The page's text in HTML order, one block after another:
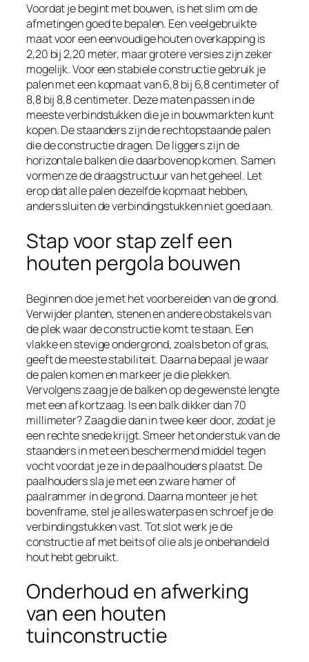
Voordat je begint met bouwen, is het slim om de
afmetingen goed te bepalen. Een veelgebruikte
maat voor een eenvoudige houten overkapping is
2,20 bij 2,20 meter, maar grotere versies zijn zeker
mogelijk. Voor een stabiele constructie gebruik je
palen met een kopmaat van 6,8 bij 6,8 centimeter of
8,8 bij 8,8 centimeter. Deze maten passen in de
meeste verbindstukken die je in bouwmarkten kunt
kopen. De staanders zijn de rechtopstaande palen
die de constructie dragen. De liggers zijn de
horizontale balken die daarbovenop komen. Samen
vormen ze de draagstructuur van het geheel. Let
erop dat alle palen dezelfde kopmaat hebben,
anders sluiten de verbindingstukken niet goed aan.
Stap voor stap zelf een
houten pergola bouwen
Beginnen doe je met het voorbereiden van de grond.
Verwijder planten, stenen en andere obstakels van
de plek waar de constructie komt te staan. Een
vlakke en stevige ondergrond, zoals beton of gras,
geeft de meeste stabiliteit. Daarna bepaal je waar
de palen komen en markeer je die plekken.
Vervolgens zaag je de balken op de gewenste lengte
met een afkortzaag. Is een balk dikker dan 70
millimeter? Zaag die dan in twee keer door, zodat je
een rechte snede krijgt. Smeer het onderstuk van de
staanders in met een beschermend middel tegen
vocht voordat je ze in de paalhouders plaatst. De
paalhouders sla je met een zware hamer of
paalrammer in de grond. Daarna monteer je het
bovenframe, stel je alles waterpas en schroef je de
verbindingstukken vast. Tot slot werk je de
constructie af met beits of olie als je onbehandeld
hout hebt gebruikt.
Onderhoud en afwerking
van een houten
tuinconstructie